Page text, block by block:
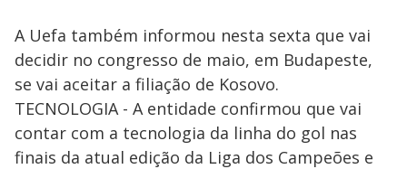
A Uefa também informou nesta sexta que vai
decidir no congresso de maio, em Budapeste,
se vai aceitar a filiação de Kosovo.
TECNOLOGIA - A entidade confirmou que vai
contar com a tecnologia da linha do gol nas
finais da atual edição da Liga dos Campeões e